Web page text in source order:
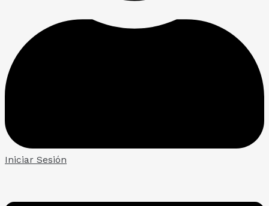
Iniciar Sesión